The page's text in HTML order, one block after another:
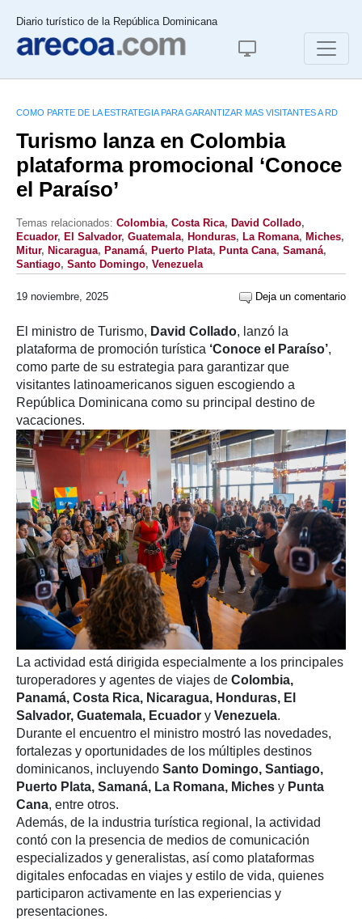
Diario turístico de la República Dominicana
COMO PARTE DE LA ESTRATEGIA PARA GARANTIZAR MAS VISITANTES A RD
Turismo lanza en Colombia
plataforma promocional ‘Conoce
el Paraíso’
Temas relacionados: Colombia, Costa Rica, David Collado,
Ecuador, El Salvador, Guatemala, Honduras, La Romana, Miches,
Mitur, Nicaragua, Panamá, Puerto Plata, Punta Cana, Samaná,
Santiago, Santo Domingo, Venezuela
19 noviembre, 2025 Deja un comentario
El ministro de Turismo, David Collado, lanzó la
plataforma de promoción turística ‘Conoce el Paraíso’,
como parte de su estrategia para garantizar que
visitantes latinoamericanos siguen escogiendo a
República Dominicana como su principal destino de
vacaciones.
La actividad está dirigida especialmente a los principales
turoperadores y agentes de viajes de Colombia,
Panamá, Costa Rica, Nicaragua, Honduras, El
Salvador, Guatemala, Ecuador y Venezuela.
Durante el encuentro el ministro mostró las novedades,
fortalezas y oportunidades de los múltiples destinos
dominicanos, incluyendo Santo Domingo, Santiago,
Puerto Plata, Samaná, La Romana, Miches y Punta
Cana, entre otros.
Además, de la industria turística regional, la actividad
contó con la presencia de medios de comunicación
especializados y generalistas, así como plataformas
digitales enfocadas en viajes y estilo de vida, quienes
participaron activamente en las experiencias y
presentaciones.